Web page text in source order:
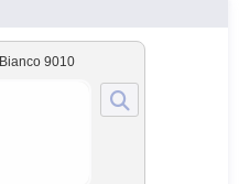
Bianco 9010